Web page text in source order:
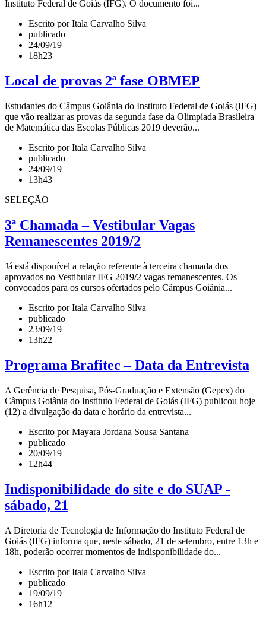
Instituto Federal de Goiás (IFG). O documento foi...
Escrito por Itala Carvalho Silva
publicado
24/09/19
18h23
Local de provas 2ª fase OBMEP
Estudantes do Câmpus Goiânia do Instituto Federal de Goiás (IFG)
que vão realizar as provas da segunda fase da Olimpíada Brasileira
de Matemática das Escolas Públicas 2019 deverão...
Escrito por Itala Carvalho Silva
publicado
24/09/19
13h43
SELEÇÃO
3ª Chamada – Vestibular Vagas
Remanescentes 2019/2
Já está disponível a relação referente à terceira chamada dos
aprovados no Vestibular IFG 2019/2 vagas remanescentes. Os
convocados para os cursos ofertados pelo Câmpus Goiânia...
Escrito por Itala Carvalho Silva
publicado
23/09/19
13h22
Programa Brafitec – Data da Entrevista
A Gerência de Pesquisa, Pós-Graduação e Extensão (Gepex) do
Câmpus Goiânia do Instituto Federal de Goiás (IFG) publicou hoje
(12) a divulgação da data e horário da entrevista...
Escrito por Mayara Jordana Sousa Santana
publicado
20/09/19
12h44
Indisponibilidade do site e do SUAP -
sábado, 21
A Diretoria de Tecnologia de Informação do Instituto Federal de
Goiás (IFG) informa que, neste sábado, 21 de setembro, entre 13h e
18h, poderão ocorrer momentos de indisponibilidade do...
Escrito por Itala Carvalho Silva
publicado
19/09/19
16h12